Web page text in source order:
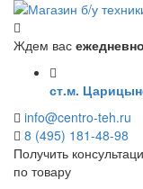
Ждем вас
ст.м.
info@centro-teh.ru
8 (495) 181-48-98
Получить
по товару